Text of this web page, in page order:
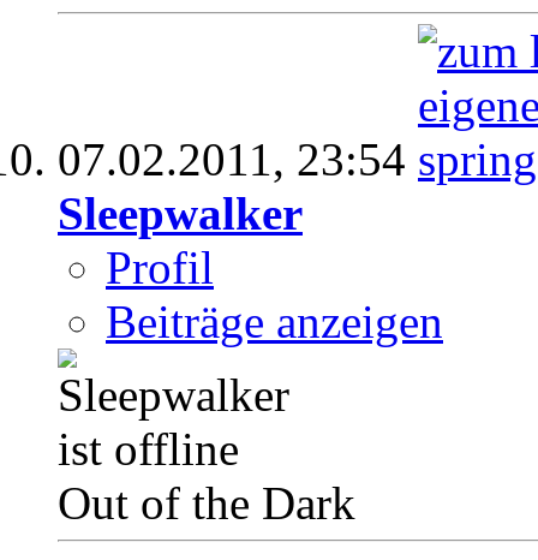
07.02.2011, 23:54
Sleepwalker
Profil
Beiträge anzeigen
Out of the Dark